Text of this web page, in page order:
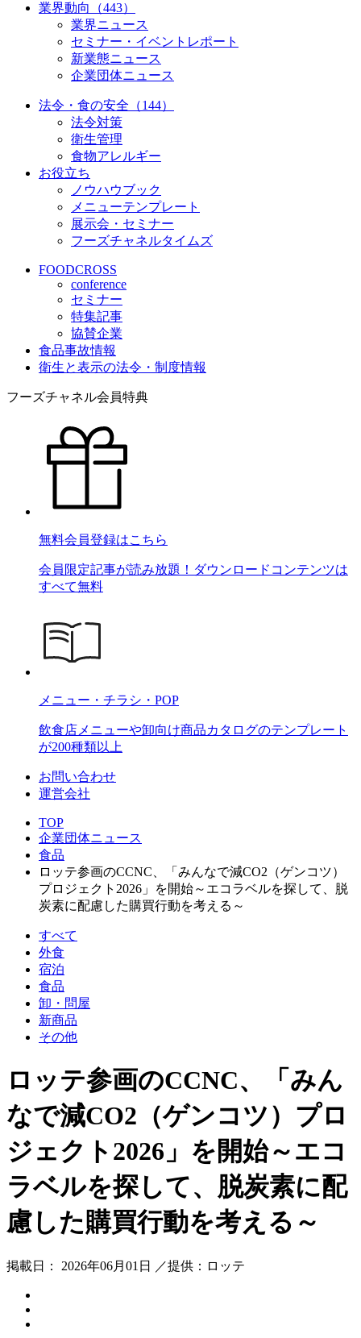
業界動向（443）
業界ニュース
セミナー・イベントレポート
新業態ニュース
企業団体ニュース
法令・食の安全（144）
法令対策
衛生管理
食物アレルギー
お役立ち
ノウハウブック
メニューテンプレート
展示会・セミナー
フーズチャネルタイムズ
FOODCROSS
conference
セミナー
特集記事
協賛企業
食品事故情報
衛生と表示の法令・制度情報
フーズチャネル会員特典
無料会員登録はこちら
会員限定記事が読み放題！ダウンロードコンテンツは
すべて無料
メニュー・チラシ・POP
飲食店メニューや卸向け商品カタログのテンプレート
が200種類以上
お問い合わせ
運営会社
TOP
企業団体ニュース
食品
ロッテ参画のCCNC、「みんなで減CO2（ゲンコツ）
プロジェクト2026」を開始～エコラベルを探して、脱
炭素に配慮した購買行動を考える～
すべて
外食
宿泊
食品
卸・問屋
新商品
その他
ロッテ参画のCCNC、「みん
なで減CO2（ゲンコツ）プロ
ジェクト2026」を開始～エコ
ラベルを探して、脱炭素に配
慮した購買行動を考える～
掲載日： 2026年06月01日 ／提供：ロッテ